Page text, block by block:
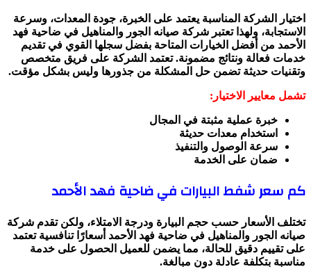
اختيار الشركة المناسبة يعتمد على الخبرة، جودة المعدات، وسرعة
الاستجابة، ولهذا تعتبر شركة صيانه الجور والمناهيل في ضاحية فهد
الأحمد من أفضل الخيارات المتاحة بفضل سجلها القوي في تقديم
خدمات فعالة ونتائج مضمونة. تعتمد الشركة على فريق متخصص
وتقنيات حديثة تضمن حل المشكلة من جذورها وليس بشكل مؤقت.
تشمل معايير الاختيار:
خبرة عملية مثبتة في المجال
استخدام معدات حديثة
سرعة الوصول والتنفيذ
ضمان على الخدمة
كم سعر شفط البيارات في ضاحية فهد الأحمد
تختلف الأسعار حسب حجم البيارة ودرجة الامتلاء، ولكن تقدم شركة
صيانه الجور والمناهيل في ضاحية فهد الأحمد أسعارًا تنافسية تعتمد
على تقييم دقيق للحالة، مما يضمن للعميل الحصول على خدمة
مناسبة بتكلفة عادلة دون مبالغة.